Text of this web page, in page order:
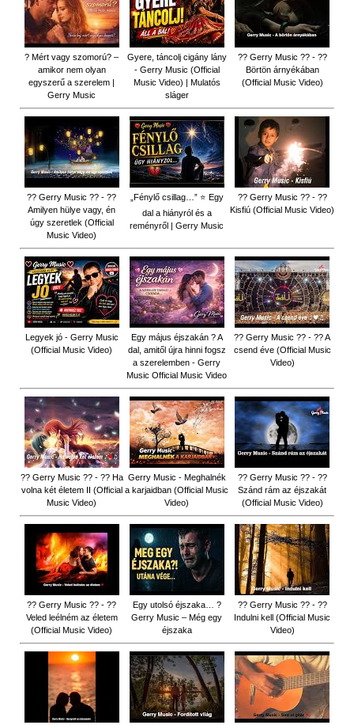
? Mért vagy szomorú? –
amikor nem olyan
egyszerű a szerelem |
Gerry Music
Gyere, táncolj cigány lány
- Gerry Music (Official
Music Video) | Mulatós
sláger
?? Gerry Music ?? - ??
Börtön árnyékában
(Official Music Video)
?? Gerry Music ?? - ??
Amilyen hülye vagy, én
úgy szeretlek (Official
Music Video)
„Fénylő csillag…” ⭐ Egy
dal a hiányról és a
reményről | Gerry Music
?? Gerry Music ?? - ??
Kisfiú (Official Music Video)
Legyek jó - Gerry Music
(Official Music Video)
Egy május éjszakán ? A
dal, amitől újra hinni fogsz
a szerelemben - Gerry
Music Official Music Video
?? Gerry Music ?? - ?? A
csend éve (Official Music
Video)
?? Gerry Music ?? - ?? Ha
volna két életem II (Official
Music Video)
Gerry Music - Meghalnék
a karjaidban (Official Music
Video)
?? Gerry Music ?? - ??
Szánd rám az éjszakát
(Official Music Video)
?? Gerry Music ?? - ??
Veled leélném az életem
(Official Music Video)
Egy utolsó éjszaka… ?
Gerry Music – Még egy
éjszaka
?? Gerry Music ?? - ??
Indulni kell (Official Music
Video)